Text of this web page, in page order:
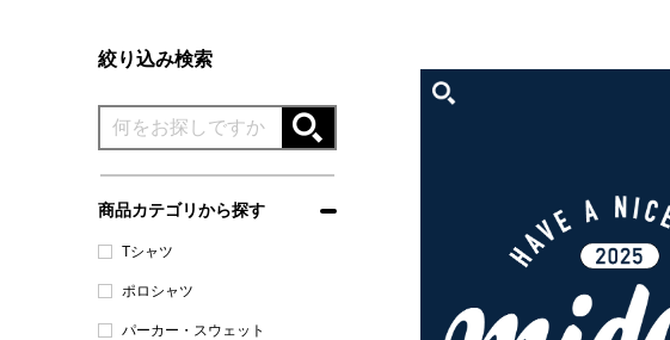
絞り込み検索
商品カテゴリから探す
Tシャツ
ポロシャツ
パーカー・スウェット